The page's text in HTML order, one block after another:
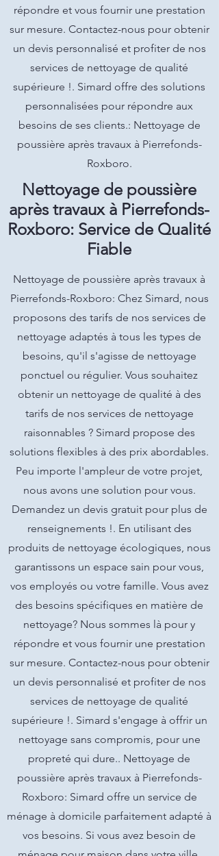
répondre et vous fournir une prestation
sur mesure. Contactez-nous pour obtenir
un devis personnalisé et profiter de nos
services de nettoyage de qualité
supérieure !. Simard offre des solutions
personnalisées pour répondre aux
besoins de ses clients.: Nettoyage de
poussière après travaux à Pierrefonds-
Roxboro.
Nettoyage de poussière
après travaux à Pierrefonds-
Roxboro: Service de Qualité
Fiable
Nettoyage de poussière après travaux à
Pierrefonds-Roxboro: Chez Simard, nous
proposons des tarifs de nos services de
nettoyage adaptés à tous les types de
besoins, qu'il s'agisse de nettoyage
ponctuel ou régulier. Vous souhaitez
obtenir un nettoyage de qualité à des
tarifs de nos services de nettoyage
raisonnables ? Simard propose des
solutions flexibles à des prix abordables.
Peu importe l'ampleur de votre projet,
nous avons une solution pour vous.
Demandez un devis gratuit pour plus de
renseignements !. En utilisant des
produits de nettoyage écologiques, nous
garantissons un espace sain pour vous,
vos employés ou votre famille. Vous avez
des besoins spécifiques en matière de
nettoyage? Nous sommes là pour y
répondre et vous fournir une prestation
sur mesure. Contactez-nous pour obtenir
un devis personnalisé et profiter de nos
services de nettoyage de qualité
supérieure !. Simard s'engage à offrir un
nettoyage sans compromis, pour une
propreté qui dure.. Nettoyage de
poussière après travaux à Pierrefonds-
Roxboro: Simard offre un service de
ménage à domicile parfaitement adapté à
vos besoins. Si vous avez besoin de